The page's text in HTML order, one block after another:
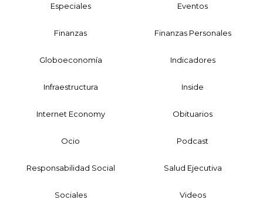
Especiales Eventos
Finanzas Finanzas Personales
Globoeconomía Indicadores
Infraestructura Inside
Internet Economy Obituarios
Ocio Podcast
Responsabilidad Social Salud Ejecutiva
Sociales Videos